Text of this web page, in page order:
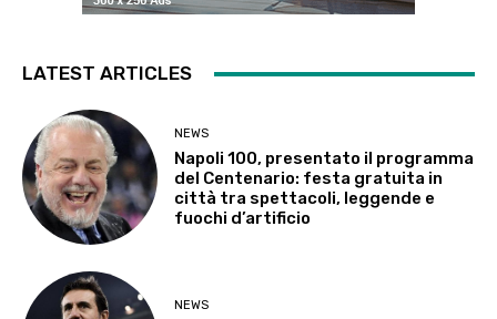
LATEST ARTICLES
NEWS
Napoli 100, presentato il programma
del Centenario: festa gratuita in
città tra spettacoli, leggende e
fuochi d’artificio
NEWS